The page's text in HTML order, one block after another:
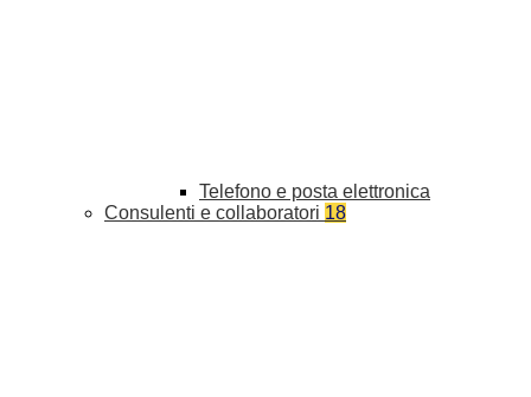
Telefono e posta elettronica
Consulenti e collaboratori 18